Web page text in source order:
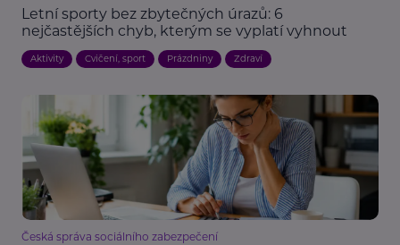
Letní sporty bez zbytečných úrazů: 6
nejčastějších chyb, kterým se vyplatí vyhnout
Aktivity Cvičení, sport Prázdniny Zdraví
Česká správa sociálního zabezpečení